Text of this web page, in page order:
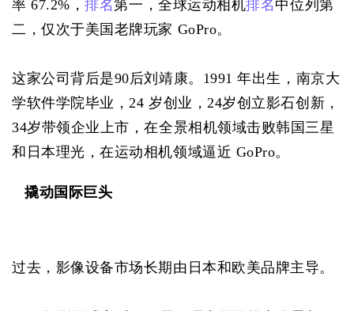
率 67.2%，排名第一，全球运动相机排名 中位列第
二，仅次于美国老牌玩家 GoPro。
这家公司背后是90后刘靖康。1991 年出生，南京大
学软件学院毕业，24 岁创业，24岁创立影石创新，
34岁带领企业上市，在全景相机领域击败韩国三星
和日本理光，在运动相机领域逼近 GoPro。
撬动国际巨头
过去，影像设备市场长期由日本和欧美品牌主导。